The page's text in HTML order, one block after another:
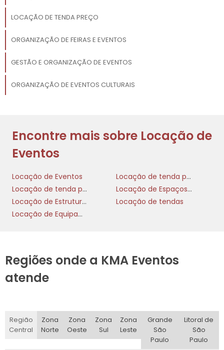
LOCAÇÃO DE TENDA PREÇO
ORGANIZAÇÃO DE FEIRAS E EVENTOS
GESTÃO E ORGANIZAÇÃO DE EVENTOS
ORGANIZAÇÃO DE EVENTOS CULTURAIS
Encontre mais sobre Locação de
Eventos
Locação de Eventos
Locação de tenda para casamento
Locação de tenda preço
Locação de Espaços para Eventos
Locação de Estruturas para Eventos
Locação de tendas
Locação de Equipamentos para Eventos
Regiões onde a KMA Eventos
atende
Região
Central
Zona
Norte
Zona
Oeste
Zona
Sul
Zona
Leste
Grande
São
Paulo
Litoral de
São
Paulo